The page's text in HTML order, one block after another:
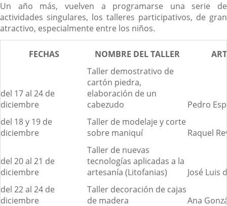
Un año más, vuelven a programarse una serie de
actividades singulares, los talleres participativos, de gran
atractivo, especialmente entre los niños.
FECHAS NOMBRE DEL TALLER
del 17 al 24 de
diciembre
Taller demostrativo de
cartón piedra,
elaboración de un
cabezudo
Pedro
del 18 y 19 de
diciembre
Taller de modelaje y corte
sobre maniquí
Raquel
del 20 al 21 de
diciembre
Taller de nuevas
tecnologías aplicadas a la
artesanía (Litofanias)
José Luis
del 22 al 24 de
diciembre
Taller decoración de cajas
de madera
Ana